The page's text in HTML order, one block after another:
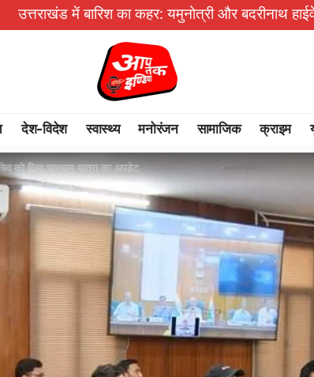
का कहर: यमुनोत्री और बदरीनाथ हाईवे पर भूस्खलन, कई
देश-विदेश स्वास्थ्य मनोरंजन सामाजिक क्राइम
को दिया चारधाम यात्रा का अपडेट